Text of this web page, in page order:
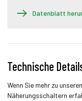
Datenblatt
Technische
Wenn Sie mehr zu
Näherungsschaltern